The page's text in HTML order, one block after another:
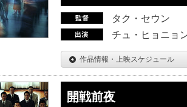
タク・セウン
チュ・ヒョニョ
作品情報・上映スケジュール
開戦前夜